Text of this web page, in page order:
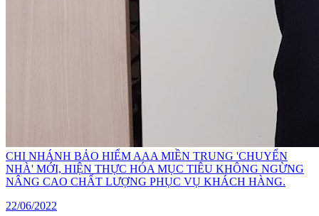
CHI NHÁNH BẢO HIỂM AAA MIỀN TRUNG 'CHUYỂN
NHÀ' MỚI, HIỆN THỰC HÓA MỤC TIÊU KHÔNG NGỪNG
NÂNG CAO CHẤT LƯỢNG PHỤC VỤ KHÁCH HÀNG.
22/06/2022